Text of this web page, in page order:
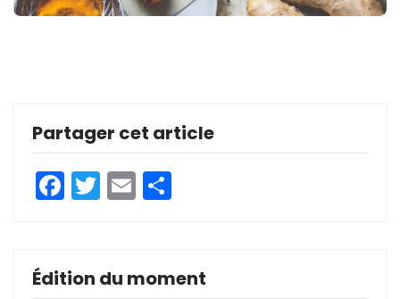
Partager cet article
Facebook
Twitter
Email
Édition du moment